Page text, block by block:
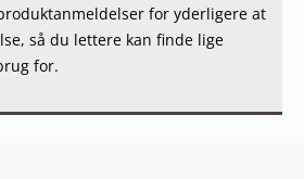
for yderligere at
så du lettere kan finde lige
for.